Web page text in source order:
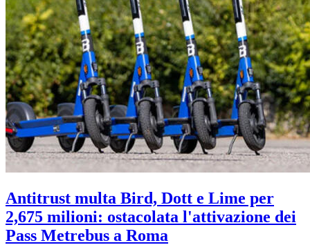
Antitrust multa Bird, Dott e Lime per
2,675 milioni: ostacolata l'attivazione dei
Pass Metrebus a Roma